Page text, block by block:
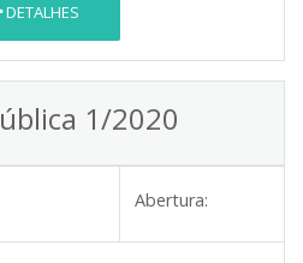
DETALHES
1/2020
Abertura: